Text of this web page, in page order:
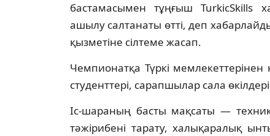
бастамасымен тұңғыш TurkicSkills
ашылу салтанаты өтті, деп
қызметіне сілтеме жасап.
Чемпионатқа Түркі
студенттері, сарапшылар сала
Іс-шараның басты мақсаты —
тәжірибені тарату, халықаралық